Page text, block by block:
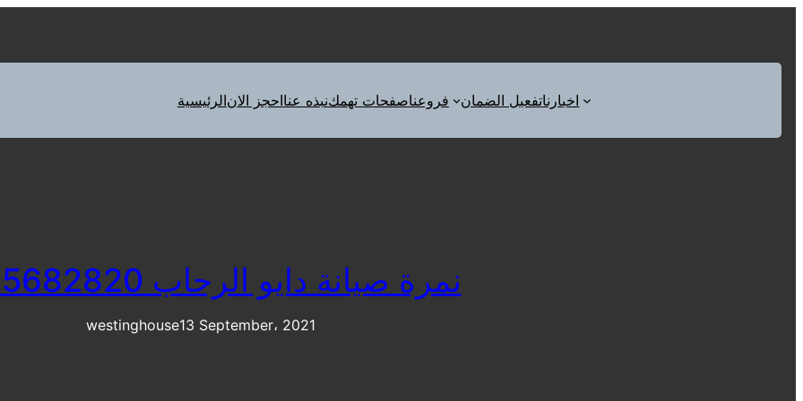
الرئيسيةاحجز الاننبذه عناصفحات تهمكفروعنا تفعيل الضماناخبارنا
نمرة صيانة دايو الرحاب 0235682820
westinghouse13 September، 2021